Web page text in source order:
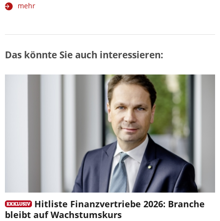
mehr
Das könnte Sie auch interessieren:
Hitliste Finanzvertriebe 2026: Branche
bleibt auf Wachstumskurs